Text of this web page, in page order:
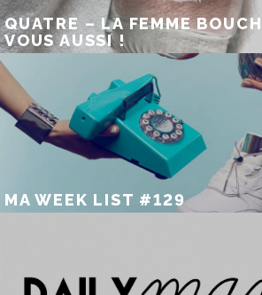
QUATRE – LA FEMME
VOUS AUSSI !
MA WEEK LIST #129